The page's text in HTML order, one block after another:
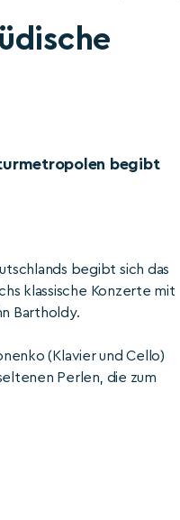
begibt
begibt sich das
klassische Konzerte mit
Bartholdy.
(Klavier und Cello)
Perlen, die zum